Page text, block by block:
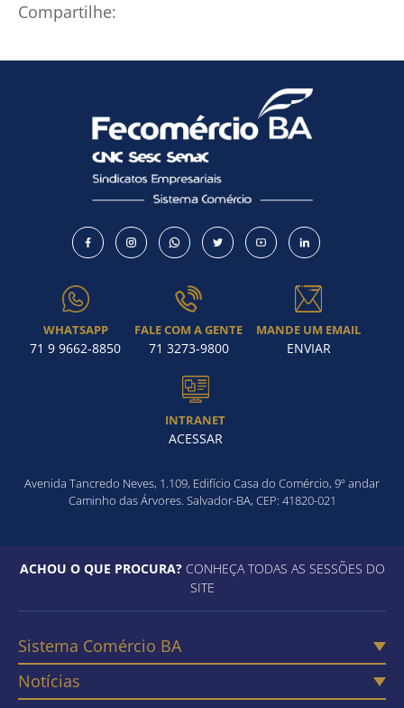
Compartilhe:
WHATSAPP
71 9 9662-8850
FALE COM A GENTE
71 3273-9800
MANDE UM EMAIL
ENVIAR
INTRANET
ACESSAR
Avenida Tancredo Neves, 1.109, Edifício Casa do Comércio, 9º andar
Caminho das Árvores. Salvador-BA, CEP: 41820-021
ACHOU O QUE PROCURA?CONHEÇA TODAS AS SESSÕES DO
SITE
Sistema Comércio BA
Notícias